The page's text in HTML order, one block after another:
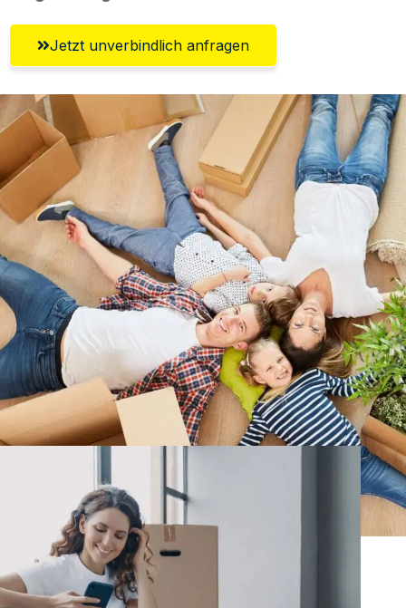
Jetzt unverbindlich anfragen